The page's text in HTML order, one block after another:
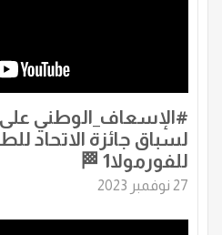
لسباق جائزة الاتحاد
للفورمولا1 🏁
27 نوفمبر 2023